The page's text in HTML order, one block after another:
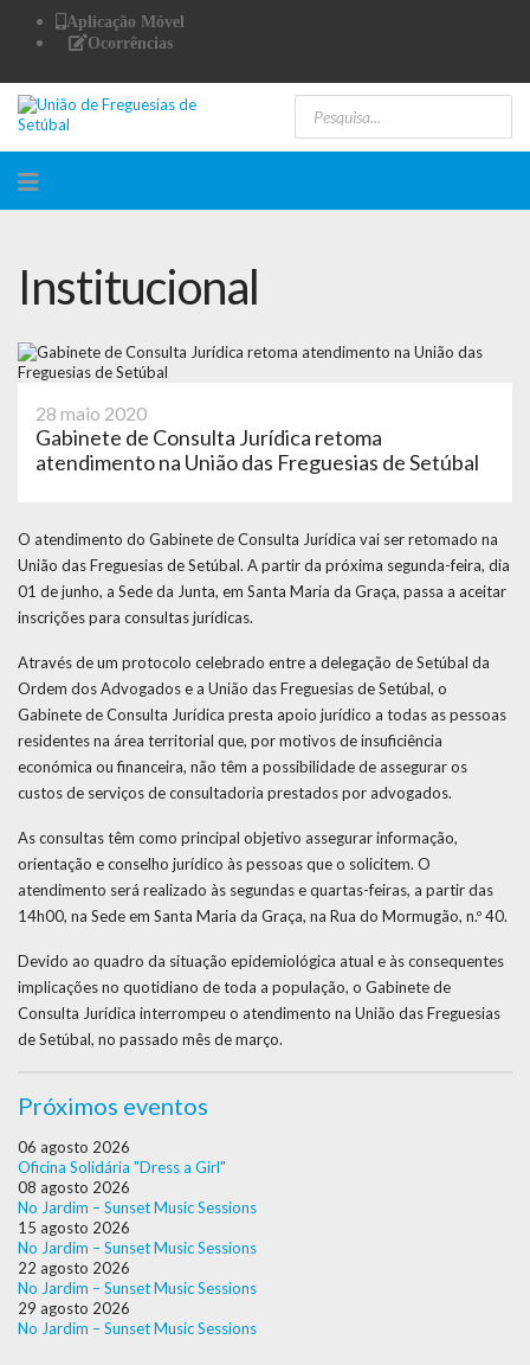
Aplicação Móvel
Ocorrências
Institucional
28 maio 2020
Gabinete de Consulta Jurídica retoma
atendimento na União das Freguesias de Setúbal
O atendimento do Gabinete de Consulta Jurídica vai ser retomado na
União das Freguesias de Setúbal. A partir da próxima segunda-feira, dia
01 de junho, a Sede da Junta, em Santa Maria da Graça, passa a aceitar
inscrições para consultas jurídicas.
Através de um protocolo celebrado entre a delegação de Setúbal da
Ordem dos Advogados e a União das Freguesias de Setúbal, o
Gabinete de Consulta Jurídica presta apoio jurídico a todas as pessoas
residentes na área territorial que, por motivos de insuficiência
económica ou financeira, não têm a possibilidade de assegurar os
custos de serviços de consultadoria prestados por advogados.
As consultas têm como principal objetivo assegurar informação,
orientação e conselho jurídico às pessoas que o solicitem. O
atendimento será realizado às segundas e quartas-feiras, a partir das
14h00, na Sede em Santa Maria da Graça, na Rua do Mormugão, n.º 40.
Devido ao quadro da situação epidemiológica atual e às consequentes
implicações no quotidiano de toda a população, o Gabinete de
Consulta Jurídica interrompeu o atendimento na União das Freguesias
de Setúbal, no passado mês de março.
Próximos eventos
06 agosto 2026
Oficina Solidária "Dress a Girl"
08 agosto 2026
No Jardim – Sunset Music Sessions
15 agosto 2026
No Jardim – Sunset Music Sessions
22 agosto 2026
No Jardim – Sunset Music Sessions
29 agosto 2026
No Jardim – Sunset Music Sessions